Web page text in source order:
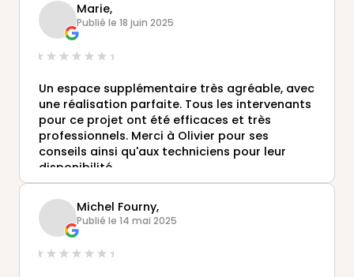
Marie,
Publié le 18 juin 2025
Un espace supplémentaire très agréable, avec
une réalisation parfaite. Tous les intervenants
pour ce projet ont été efficaces et très
professionnels. Merci à Olivier pour ses
conseils ainsi qu'aux techniciens pour leur
disponibilité.
Michel Fourny,
Publié le 14 mai 2025